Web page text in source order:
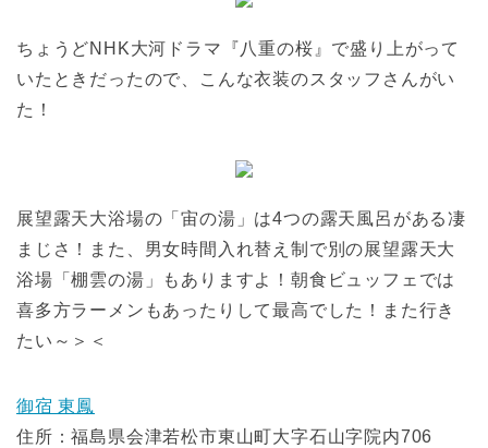
ちょうどNHK大河ドラマ『八重の桜』で盛り上がって
いたときだったので、こんな衣装のスタッフさんがい
た！
展望露天大浴場の「宙の湯」は4つの露天風呂がある凄
まじさ！また、男女時間入れ替え制で別の展望露天大
浴場「棚雲の湯」もありますよ！朝食ビュッフェでは
喜多方ラーメンもあったりして最高でした！また行き
たい～＞＜
御宿 東鳳
住所：福島県会津若松市東山町大字石山字院内706